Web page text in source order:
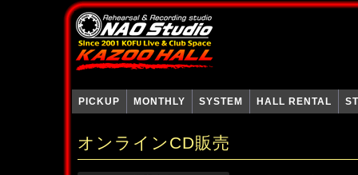
PICKUP MONTHLY SYSTEM HALL RENTAL
オンラインCD販売